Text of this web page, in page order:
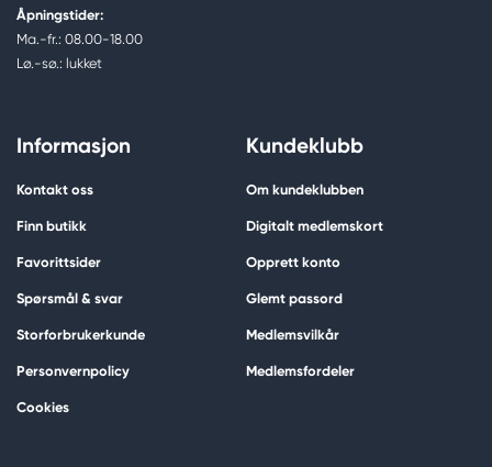
Åpningstider:
Ma.-fr.: 08.00-18.00
Lø.-sø.: lukket
Informasjon
Kontakt oss
Finn butikk
Favorittsider
Spørsmål & svar
Storforbrukerkunde
Personvernpolicy
Cookies
Kundeklubb
Om kundeklubben
Digitalt medlemskort
Opprett konto
Glemt passord
Medlemsvilkår
Medlemsfordeler